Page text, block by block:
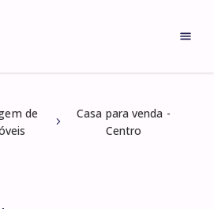
de
Casa para venda -
Centro